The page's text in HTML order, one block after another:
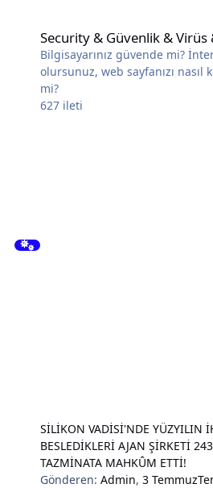
Security & Güvenlik & Virüs
Bilgisayarınız güvende mi?
olursunuz, web sayfanızı
mi?
627 ileti
SİLİKON VADİSİ'NDE YÜZYILIN
BESLEDİKLERİ AJAN ŞİRKETİ
TAZMİNATA MAHKÛM ETTİ!
Gönderen:Admin,3 Temmuz